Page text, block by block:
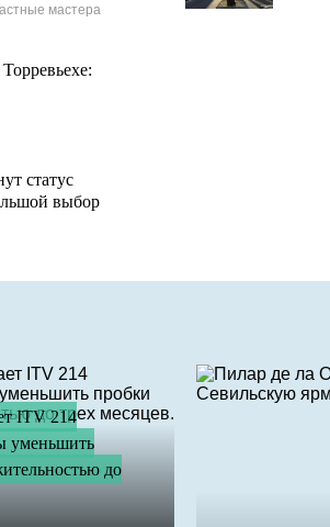
мастера
статус
выбор
ITV 214
уменьшить
до